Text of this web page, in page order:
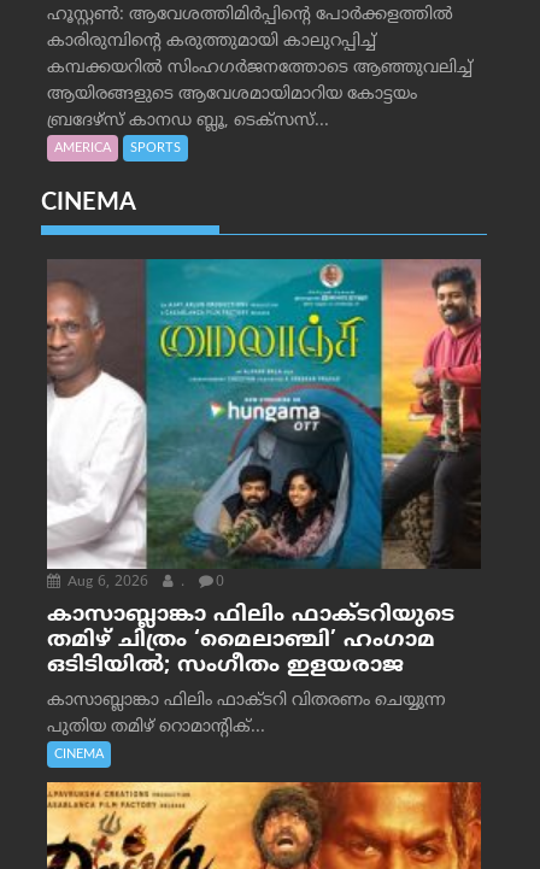
ഹൂസ്റ്റണ്‍: ആവേശത്തിമിര്‍പ്പിന്റെ പോര്‍ക്കളത്തില്‍
കാരിരുമ്പിന്റെ കരുത്തുമായി കാലുറപ്പിച്ച്
കമ്പക്കയറില്‍ സിംഹഗര്‍ജനത്തോടെ ആഞ്ഞുവലിച്ച്
ആയിരങ്ങളുടെ ആവേശമായിമാറിയ കോട്ടയം
ബ്രദേഴ്‌സ് കാനഡ ബ്ലൂ, ടെക്‌സസ്...
AMERICA SPORTS
CINEMA
Aug 6, 2026 . 0
കാസാബ്ലാങ്കാ ഫിലിം ഫാക്ടറിയുടെ
തമിഴ് ചിത്രം ‘മൈലാഞ്ചി’ ഹംഗാമ
ഒടിടിയിൽ; സംഗീതം ഇളയരാജ
കാസാബ്ലാങ്കാ ഫിലിം ഫാക്ടറി വിതരണം ചെയ്യുന്ന
പുതിയ തമിഴ് റൊമാന്റിക്...
CINEMA